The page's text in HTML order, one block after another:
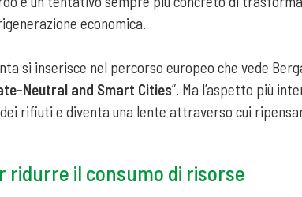
economica.
si inserisce nel percorso europeo che vede
Neutral and Smart Cities”. Ma l’aspetto più
rifiuti e diventa una lente attraverso cui
ridurre il consumo di risorse